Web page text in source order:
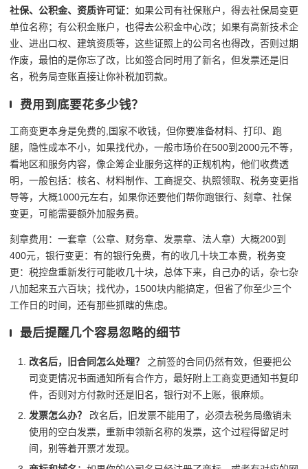
社保、公积金、资质许可证：如果公司有社保账户，得去社保局变更
单位名称；有公积金账户，也得去公积金中心改；如果有高新技术企
业、进出口权、建筑资质等，这些证照上的公司名也得改，否则过期
作废，最怕的是你忘了改，比如签合同时用了新名，但发票还是旧
名，税务局查账直接让你补税加罚款。
费用到底要花多少钱？
工商变更本身是免费的,国家不收钱，但你要准备材料、打印、跑
腿，隐性成本不小，如果找代办，一般市场价在500到2000元不等，
看地区和服务内容，像企筹企业服务这样的正规机构，他们收费透
明，一般包括：核名、材料制作、工商提交、执照领取、税务变更指
导等，大概1000元左右，如果你还要他们帮你跑银行、刻章、社保
变更，可能需要额外加服务费。
刻章费用：一套章（公章、财务章、发票章、法人章）大概200到
400元，银行变更：有的银行免费，有的收几十块工本费，税务变
更：税控盘重新发行可能收几十块，总体下来，自己办的话，杂七杂
八加起来五六百块；找代办，1500块内能搞定，但省了你至少三个
工作日的时间，还有那些抓瞎的焦虑。
最后提醒几个容易忽略的细节
改名后，旧合同怎么处理？
之前签的合同仍然有效，但要把公
司变更情况书面通知所有合作方，最好附上工商变更通知书复印
件，否则对方付款时还是旧名，银行对不上账，很麻烦。
发票怎么办？
改名后，旧发票不能用了，必须去税务局缴销未
使用的空白发票，重新申领新名称的发票，这个过程得留足时
间，别等着开票才发现。